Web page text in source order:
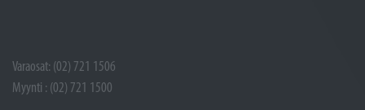
Varaosat: (02) 721 1506
Myynti : (02) 721 1500